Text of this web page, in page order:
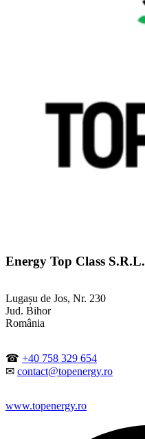
Energy Top Class S.R.L.
Lugașu de Jos, Nr. 230
Jud. Bihor
România
☎ +40 758 329 654
✉ contact@topenergy.ro
www.topenergy.ro